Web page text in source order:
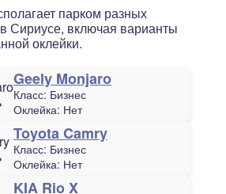
парком разных
Сириусе, включая варианты
оклейки.
Geely Monjaro
Класс: Бизнес
Оклейка: Нет
Toyota Camry
Класс: Бизнес
Оклейка: Нет
KIA Rio X